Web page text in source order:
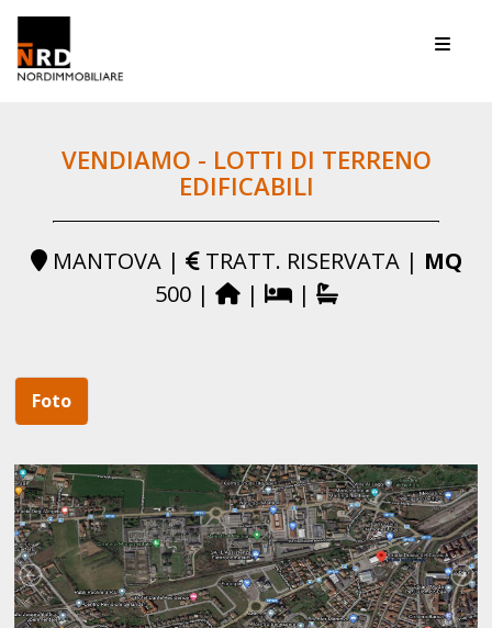
VENDIAMO - LOTTI DI TERRENO
EDIFICABILI
MANTOVA | TRATT. RISERVATA | MQ
500 |
| |
Foto